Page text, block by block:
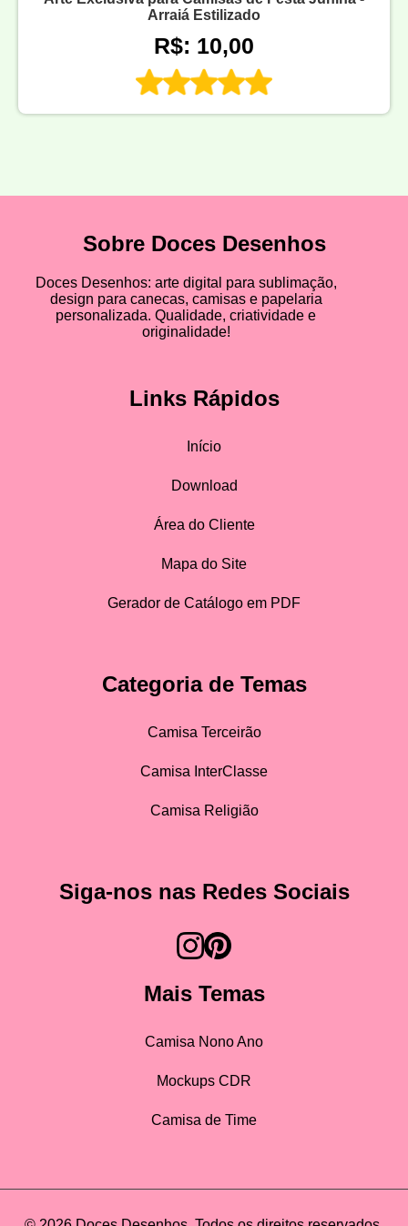
Arraiá Estilizado
R$: 10,00
Sobre Doces Desenhos
Doces Desenhos: arte digital para sublimação,
design para canecas, camisas e papelaria
personalizada. Qualidade, criatividade e
originalidade!
Links Rápidos
Início
Download
Área do Cliente
Mapa do Site
Gerador de Catálogo em PDF
Categoria de Temas
Camisa Terceirão
Camisa InterClasse
Camisa Religião
Siga-nos nas Redes Sociais
Mais Temas
Camisa Nono Ano
Mockups CDR
Camisa de Time